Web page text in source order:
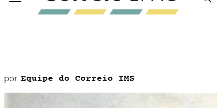
por Equipe do Correio IMS